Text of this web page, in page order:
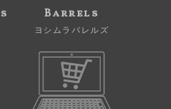
Barrels
ヨシムラバレルズ